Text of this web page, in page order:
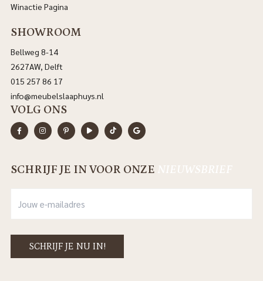
Winactie Pagina
SHOWROOM
Bellweg 8-14
2627AW, Delft
015 257 86 17
info@meubelslaaphuys.nl
VOLG ONS
SCHRIJF JE IN VOOR ONZE NIEUWSBRIEF